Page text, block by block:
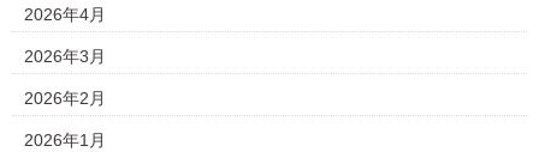
2026年4月
2026年3月
2026年2月
2026年1月